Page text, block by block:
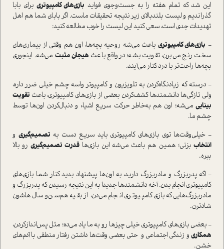
این شد که تمام هفته را به جست‌وجوی فواید بازی‌های کامپیوتری برای بابا
گذراندیم و لیست بلندبالای زیر نتیجه‌ تحقیقات ما‌ست. اگر بابای شما هم اهل
تهدیدات جدی ا‌ست، سعی کنید این لیست را خوب مطالعه کنید:
- بازی‌های کامپیوتری باعث می‌شه روحیه بچه‌ها، اون هم وقتی از بیماری‌های
سخت رنج می‌برن، تقویت بشه؛ در‌واقع باعث هیجان مثبت می‌شه. اینجوری
بچه‌ها راحت‌تر با درد کنار می‌آیند.
- درسته که زیاد‌نگاه‌کردن به تلویزیون و کامپیوتر واسه چشم خیلی ضرر داره،
ولی تازگی‌ها دانشمندها کشف‌کردن بعضی از بازی‌های کامپیوتری، باعث تقویت
بینایی می‌شه؛ اون هم به‌خاطر حرکت سریع اشیاء و دنبال‌کردن اون‌ها توسط
چشم ما.
- خیلی‌وقت‌ها توی بازی‌های کامپیوتری باید سریع دست به تصمیم‌گیری و
انتخاببزنی؛ همین هم باعث می‌شه این بازی‌هاقدرت تصمیم‌گیریرو بالا
ببره.
- اگه پدربزرگ و مادربزرگ دارید، به اون‌ها پیشنهاد بدید کنار شما بازی‌های
کامپیوتری انجام بدن. آخه دانشمندها جدیدا به این نتیجه رسیدن که پدربزرگ و
مادربزرگ‌هایی که بازی کامپیوتری انجام می‌دن، از بقیه هم‌سن‌و‌سال‌هاشون
شادترن.
- بعضی بازی‌های کامپیوتری خیلی چیزها رو به ما یاد می‌ده؛ مثل پس‌انداز‌کردن،
همکاری و زندگی اجتماعی و حتی بعضی وقت‌ها داشتن رفتار منطقی با آدم‌های
خشن.